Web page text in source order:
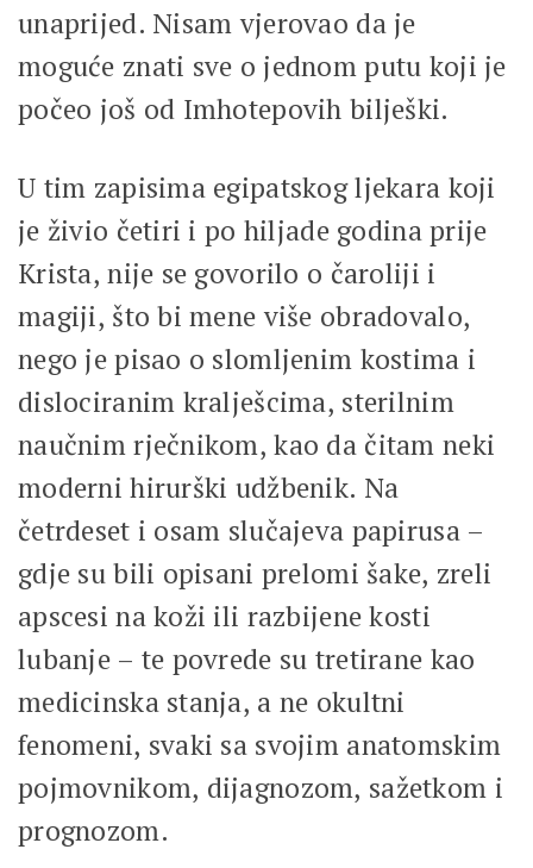
unaprijed. Nisam vjerovao da je
moguće znati sve o jednom putu koji je
počeo još od Imhotepovih bilješki.
U tim zapisima egipatskog ljekara koji
je živio četiri i po hiljade godina prije
Krista, nije se govorilo o čaroliji i
magiji, što bi mene više obradovalo,
nego je pisao o slomljenim kostima i
dislociranim kralješcima, sterilnim
naučnim rječnikom, kao da čitam neki
moderni hirurški udžbenik. Na
četrdeset i osam slučajeva papirusa –
gdje su bili opisani prelomi šake, zreli
apscesi na koži ili razbijene kosti
lubanje – te povrede su tretirane kao
medicinska stanja, a ne okultni
fenomeni, svaki sa svojim anatomskim
pojmovnikom, dijagnozom, sažetkom i
prognozom.